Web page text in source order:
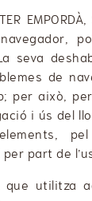
seva
de
per això,
i ús del
part de
que utilitza